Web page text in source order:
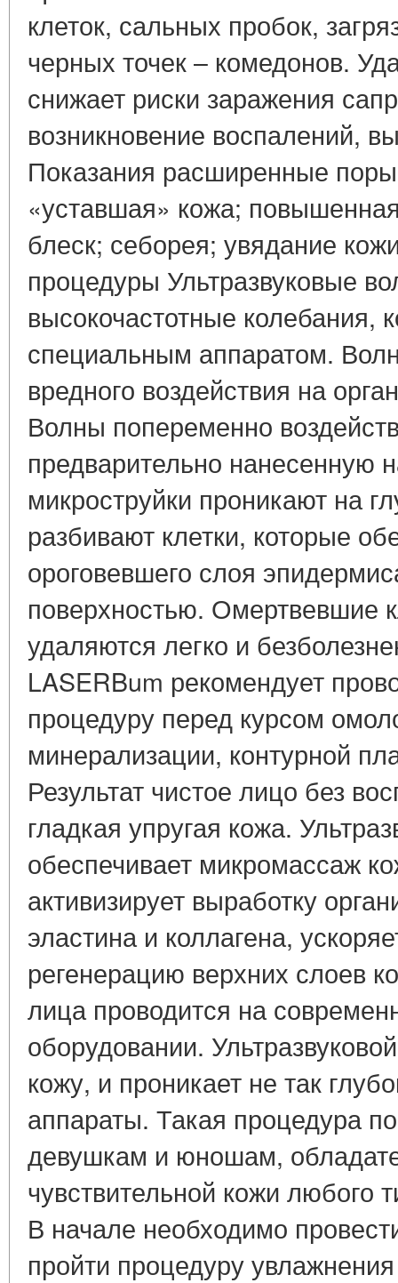
клеток, сальных пробок,
черных точек – комедонов.
снижает риски заражения
возникновение воспалений,
Показания расширенные
«уставшая» кожа;
блеск; себорея; увядание
процедуры Ультразвуковые
высокочастотные колебания,
специальным аппаратом.
вредного воздействия на
Волны попеременно
предварительно нанесенную
микроструйки проникают на
разбивают клетки, которые
ороговевшего слоя
поверхностью. Омертвевшие
удаляются легко и
LASERBum рекомендует
процедуру перед курсом
минерализации, контурной
Результат чистое лицо без
гладкая упругая кожа.
обеспечивает микромассаж
активизирует выработку
эластина и коллагена,
регенерацию верхних слоев
лица проводится на
оборудовании.
кожу, и проникает не так
аппараты. Такая процедура
девушкам и юношам,
чувствительной кожи любого
В начале необходимо
пройти процедуру